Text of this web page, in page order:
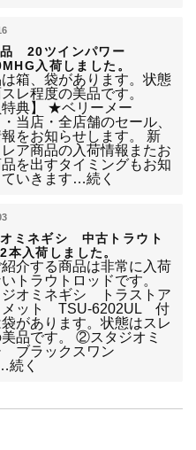
20ツインパワー
入荷しました。
箱、袋があります。状態
レ程度の美品です。
特典】 ★ベリーメー
当店・全店舗のセール、
をお知らせします。 新
ア商品の入荷情報またお
を出すタイミングもお知
ていきます…続く
オミネギシ 中古トラウト
本入荷しました。
介する商品は非常に入荷
トラウトロッドです。
オミネギシ トラストア
メット TSU-6202UL 付
があります。状態はスレ
品です。 ②スタジオミ
ブラックスワン
続く